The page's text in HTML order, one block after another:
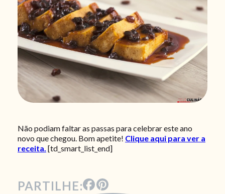
Não podiam faltar as passas para celebrar este ano
novo que chegou. Bom apetite! Clique aqui para ver a
receita. [td_smart_list_end]
PARTILHE: